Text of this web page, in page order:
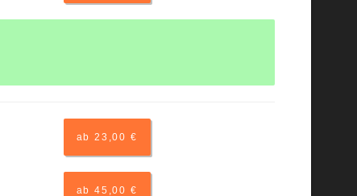
ab 23,00 €
ab 45,00 €